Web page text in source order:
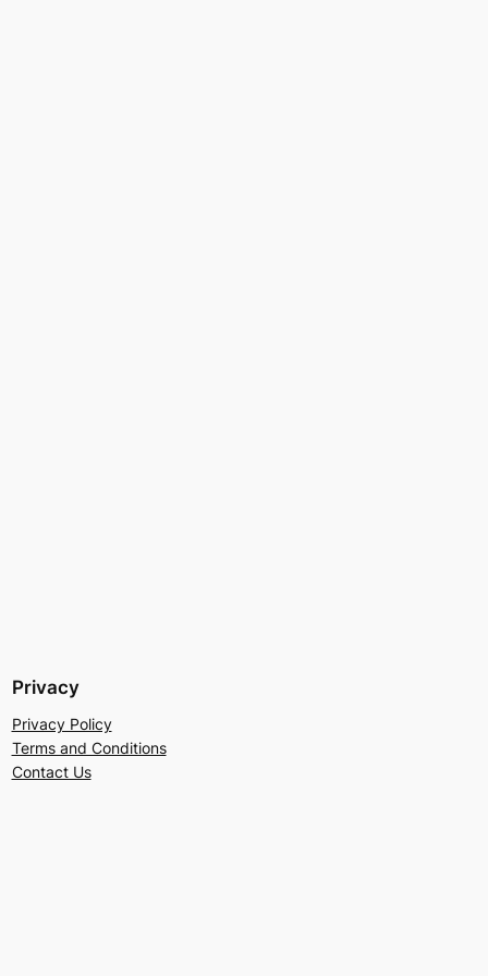
Privacy
Privacy Policy
Terms and Conditions
Contact Us